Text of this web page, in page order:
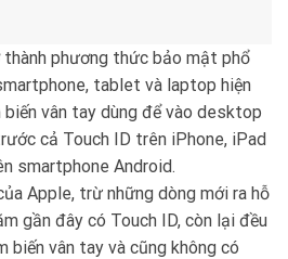
phương thức bảo mật phổ
tablet và laptop hiện
vân tay dùng để vào desktop
cả Touch ID trên iPhone, iPad
smartphone Android.
Apple, trừ những dòng mới ra hỗ
gần đây có Touch ID, còn lại đều
biến vân tay và cũng không có